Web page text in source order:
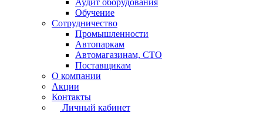
Аудит оборудования
Обучение
Сотрудничество
Промышленности
Автопаркам
Автомагазинам, СТО
Поставщикам
О компании
Акции
Контакты
Личный кабинет